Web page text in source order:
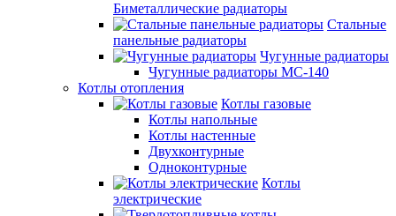
Биметаллические радиаторы
Стальные
панельные радиаторы
Чугунные радиаторы
Чугунные радиаторы МС-140
Котлы отопления
Котлы газовые
Котлы напольные
Котлы настенные
Двухконтурные
Одноконтурные
Котлы
электрические